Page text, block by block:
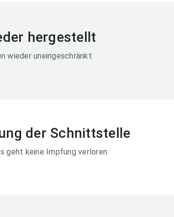
hergestellt
wieder uneingeschränkt
der Schnittstelle
geht keine Impfung verloren